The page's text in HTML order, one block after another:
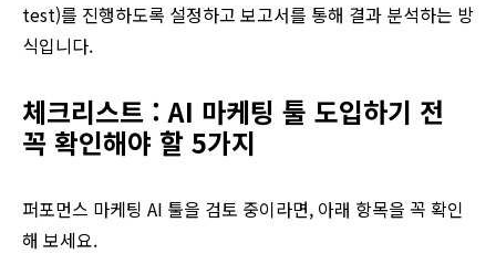
test)를 진행하도록 설정하고 보고서를 통해 결과 분석하는 방
식입니다.
체크리스트 :AI 마케팅 툴 도입하기 전
꼭 확인해야 할 5가지
퍼포먼스 마케팅 AI 툴을 검토 중이라면, 아래 항목을 꼭 확인
해 보세요.